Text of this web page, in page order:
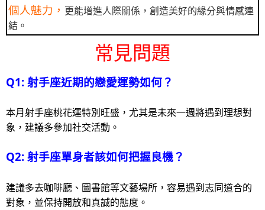
個人魅力， 更能增進人際關係，創造美好的緣分與情感連
結。
常見問題
Q1: 射手座近期的戀愛運勢如何？
本月射手座桃花運特別旺盛，尤其是未來一週將遇到理想對
象，建議多參加社交活動。
Q2: 射手座單身者該如何把握良機？
建議多去咖啡廳、圖書館等文藝場所，容易遇到志同道合的
對象，並保持開放和真誠的態度。